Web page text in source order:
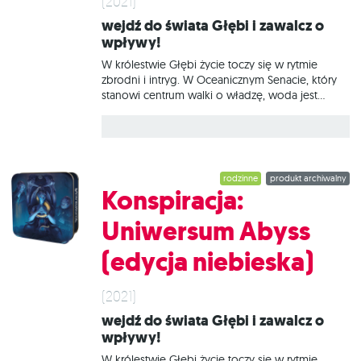
Wejdź do świata Głębi i zawalcz o
wpływy!
W królestwie Głębi życie toczy się w rytmie
zbrodni i intryg. W Oceanicznym Senacie, który
stanowi centrum walki o władzę, woda jest
zbuntują ich przeciwko Tobie, i mądrze zarządzaj
swoją izbą. Czy uda Ci się zdobyć kontrolę nad
całym senatem? Konspiracja: Uniwersum Abyss
to samodzielna gra rozgrywająca się w królestwie
Głębi znanym z Abyss. Podczas rozgrywki
będziemy starali się zdobyć przychylność lordów
i ich koalicji, przejąć kontrolę nad kluczowymi
miejscami oraz gromadzić cenną, podwodną
walutę w postaci pereł. UWAGA! Gra występuje
produkt archiwalny
rodzinne
Konspiracja:
Uniwersum Abyss
(edycja niebieska)
(2021)
Wejdź do świata Głębi i zawalcz o
wpływy!